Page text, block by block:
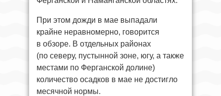
При этом дожди в мае выпадали
крайне неравномерно, говорится
в обзоре. В отдельных районах
(по северу, пустынной зоне, югу, а также
местами по Ферганской долине)
количество осадков в мае не достигло
месячной нормы.